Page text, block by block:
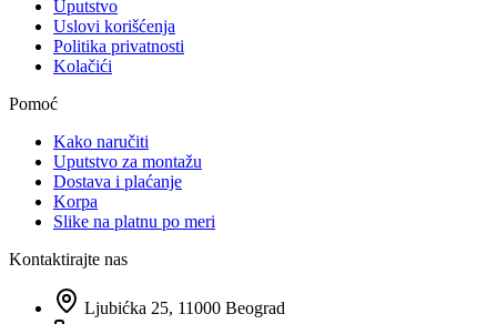
Uputstvo
Uslovi korišćenja
Politika privatnosti
Kolačići
Pomoć
Kako naručiti
Uputstvo za montažu
Dostava i plaćanje
Korpa
Slike na platnu po meri
Kontaktirajte nas
Ljubićka 25, 11000 Beograd